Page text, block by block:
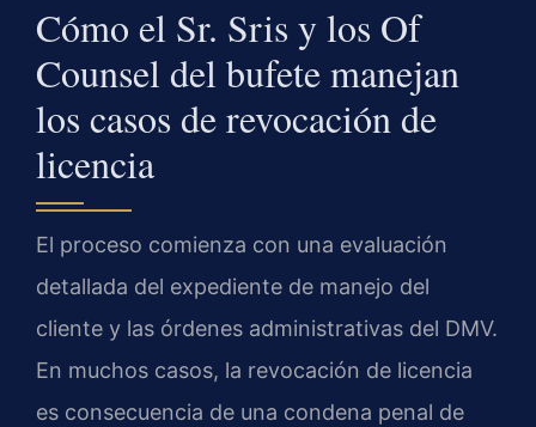
Cómo el Sr. Sris y los Of
Counsel del bufete manejan
los casos de revocación de
licencia
El proceso comienza con una evaluación
detallada del expediente de manejo del
cliente y las órdenes administrativas del DMV.
En muchos casos, la revocación de licencia
es consecuencia de una condena penal de